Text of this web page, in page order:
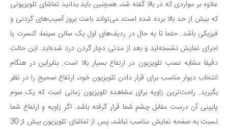
علاوه بر مواردی که در بالا گفته شد، همچنین باید بدانید تماشای تلویزیونی
که بیش از حد بالا برده شده است، می‌تواند باعث بروز آسیب‌های گردنی و
فیزیکی باشد. حتما تا به حال در ردیف‌های اول یک سالن سینما، کنسرت یا
اجرای نمایش نشسته‌اید و بعد از مدتی دچار گردن درد شده‌اید. این حالت
دقیقا مشابه نصب تلویزیون در ارتفاع بسیار بالا است. بنابراین در هنگام
انتخاب دیوار مناسب برای قرار دادن تلویزیون خود، ارتفاع صحیح را در نظر
بگیرید. راحت‌ترین زاویه برای مشاهده تلویزیون زمانی است که یک سوم
پایینی آن درست مقابل چشم شما قرار گرفته باشد. اگر زاویه و ارتفاع شما
نسبت به صفحه نمایش مناسب نباشد، پس از تماشای تلویزیون بیش از 30